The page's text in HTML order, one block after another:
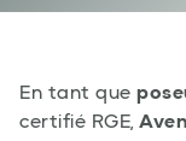
En tant que
certifié RGE,